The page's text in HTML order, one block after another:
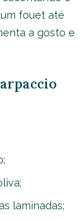
fouet até
a gosto e
laminadas;